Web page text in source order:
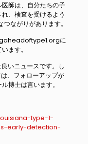
師は、自分たちの子
、検査を受けるよう
ながりがあります。
に
ます。
いニュースです。し
、フォローアップが
博士は言います。
type-1-
early-detection-